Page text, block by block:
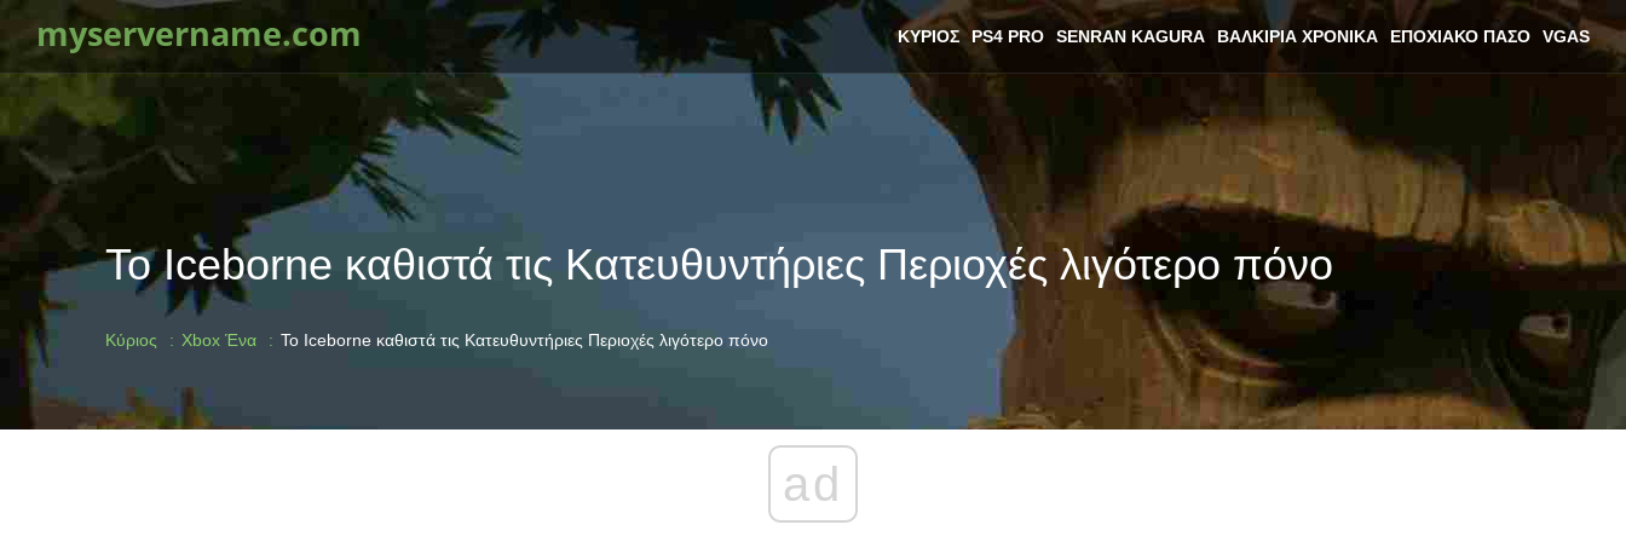
myservername.com ΚΎΡΙΟΣ PS4 PRO SENRAN KAGURA ΒΑΛΚΊΡΙΑ ΧΡΟΝΙΚΆ ΕΠΟΧΙΑΚΌ ΠΆΣΟ VGAS
Το Iceborne καθιστά τις Κατευθυντήριες Περιοχές λιγότερο πόνο
Κύριος Xbox Ένα Το Iceborne καθιστά τις Κατευθυντήριες Περιοχές λιγότερο πόνο
ad